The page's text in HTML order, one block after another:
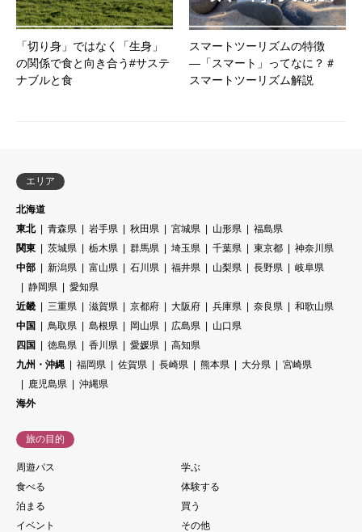
「切り身」ではなく「生身」
の関係で食と向き合う#サステ
ナブルと食
スマートツーリズムの特徴
―「スマート」ってなに？＃
スマートツーリズム解説
エリア
北海道
東北
青森県 岩手県 秋田県 宮城県 山形県
福島県
関東
茨城県 栃木県 群馬県 埼玉県 千葉県 東京都
神奈川県
中部
新潟県 富山県 石川県 福井県 山梨県 長野県
岐阜県
静岡県
愛知県
近畿
三重県 滋賀県 京都府 大阪府 兵庫県 奈良県
和歌山県
中国
鳥取県 島根県 岡山県 広島県
山口県
四国
徳島県 香川県 愛媛県
高知県
九州・沖縄
福岡県 佐賀県 長崎県 熊本県 大分県
宮崎県
鹿児島県
沖縄県
海外
旅の目的
周遊パス
学ぶ
食べる
体験する
泊まる
買う
イベント
その他